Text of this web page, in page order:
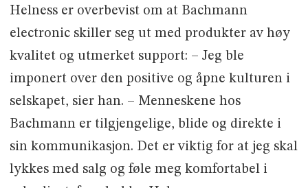
Helness er overbevist om at Bachmann
electronic skiller seg ut med produkter av høy
kvalitet og utmerket support: – Jeg ble
imponert over den positive og åpne kulturen i
selskapet, sier han. – Menneskene hos
Bachmann er tilgjengelige, blide og direkte i
sin kommunikasjon. Det er viktig for at jeg skal
lykkes med salg og føle meg komfortabel i